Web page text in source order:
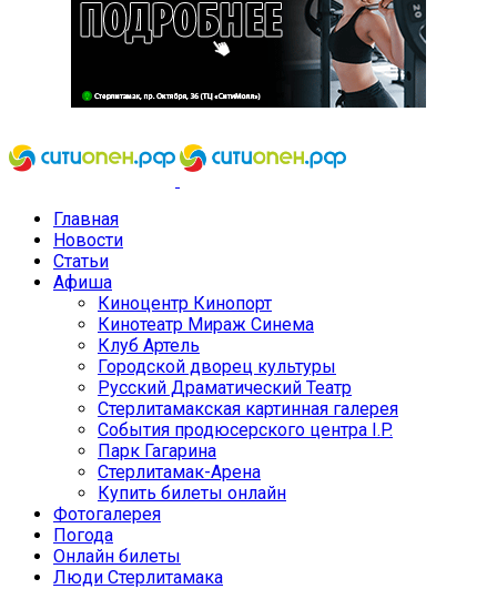
Главная
Новости
Статьи
Афиша
Киноцентр Кинопорт
Кинотеатр Мираж Синема
Клуб Артель
Городской дворец культуры
Русский Драматический Театр
Стерлитамакская картинная галерея
События продюсерского центра I.P.
Парк Гагарина
Стерлитамак-Арена
Купить билеты онлайн
Фотогалерея
Погода
Онлайн билеты
Люди Стерлитамака